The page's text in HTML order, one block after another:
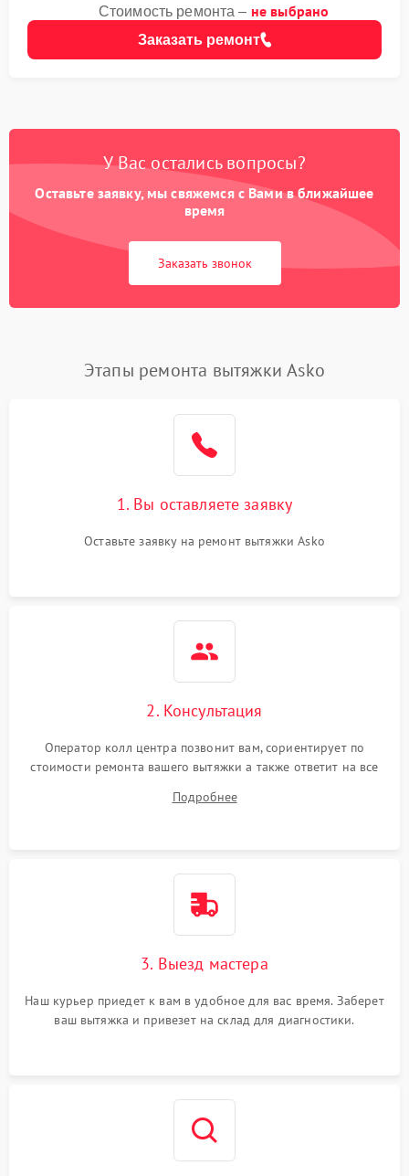
Заказать ремонт
Стоимость ремонта – не выбрано
У Вас остались вопросы?
Оставьте заявку, мы свяжемся с Вами в ближайшее
время
Заказать звонок
Этапы ремонта вытяжки Asko
1. Вы оставляете заявку
Оставьте заявку на ремонт вытяжки Asko
2. Консультация
Оператор колл центра позвонит вам, сориентирует по
стоимости ремонта вашего вытяжки а также ответит на все
Подробнее
3. Выезд мастера
Наш курьер приедет к вам в удобное для вас время. Заберет
ваш вытяжка и привезет на склад для диагностики.